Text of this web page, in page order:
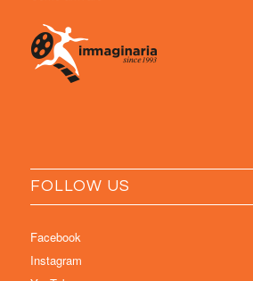
FOLLOW US
Facebook
Instagram